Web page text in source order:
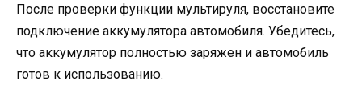
После проверки функции мультируля, восстановите
подключение аккумулятора автомобиля. Убедитесь,
что аккумулятор полностью заряжен и автомобиль
готов к использованию.